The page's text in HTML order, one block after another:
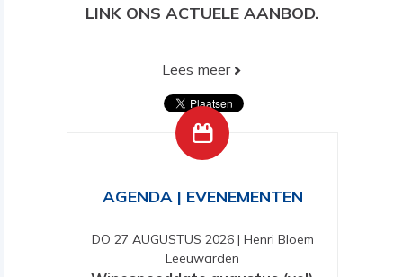
LINK ONS ACTUELE AANBOD.
AANBOD!
Lees meer
AGENDA | EVENEMENTEN
DO 27 AUGUSTUS 2026| Henri Bloem
Leeuwarden